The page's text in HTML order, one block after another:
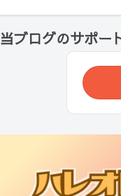
当ブログのサポー